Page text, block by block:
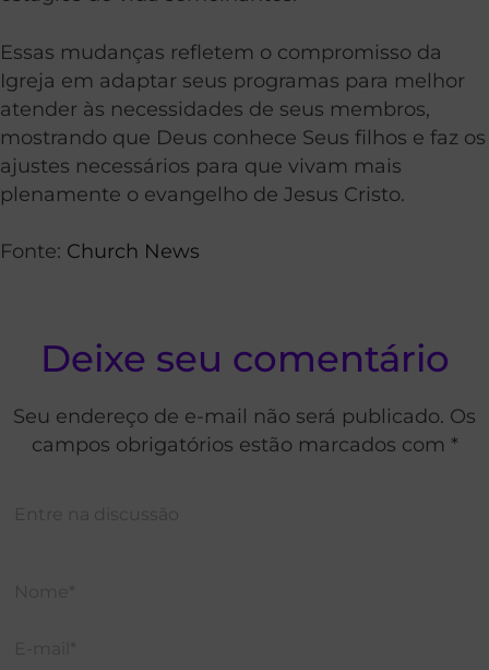
Essas mudanças refletem o compromisso da
Igreja em adaptar seus programas para melhor
atender às necessidades de seus membros,
mostrando que Deus conhece Seus filhos e faz os
ajustes necessários para que vivam mais
plenamente o evangelho de Jesus Cristo.
Fonte: Church News
Deixe seu comentário
Seu endereço de e-mail não será publicado. Os
campos obrigatórios estão marcados com *